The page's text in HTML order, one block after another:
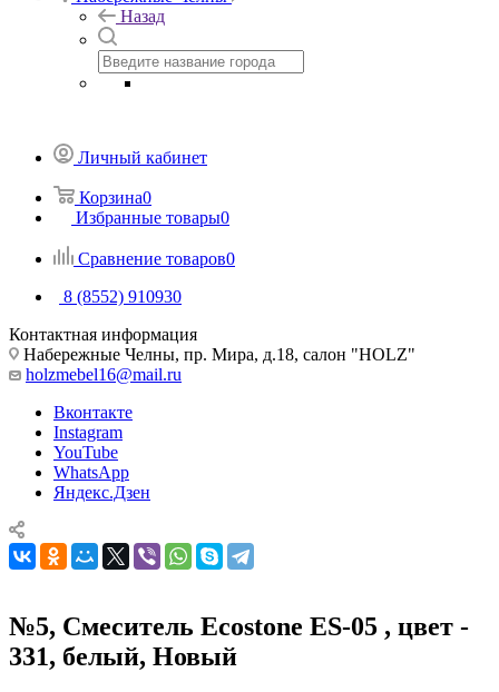
Назад
Личный кабинет
Корзина0
Избранные товары0
Сравнение товаров0
8 (8552) 910930
Контактная информация
Набережные Челны, пр. Мира, д.18, салон "HOLZ"
holzmebel16@mail.ru
Вконтакте
Instagram
YouTube
WhatsApp
Яндекс.Дзен
№5, Смеситель Ecostone ES-05 , цвет -
331, белый, Новый